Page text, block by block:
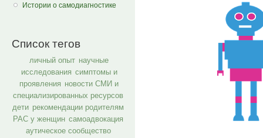
Истории о самодиагностике
Список тегов
личный опыт научные
исследования симптомы и
проявления новости СМИ и
специализированных ресурсов
дети рекомендации родителям
РАС у женщин самоадвокация
аутическое сообщество